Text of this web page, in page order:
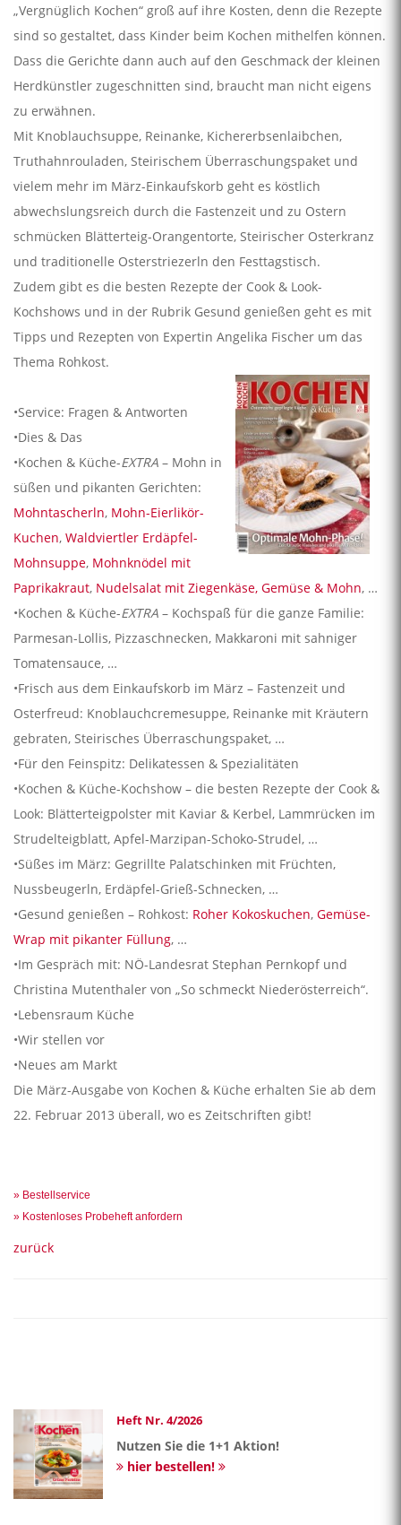
„Vergnüglich Kochen“ groß auf ihre Kosten, denn die Rezepte
sind so gestaltet, dass Kinder beim Kochen mithelfen können.
Dass die Gerichte dann auch auf den Geschmack der kleinen
Herdkünstler zugeschnitten sind, braucht man nicht eigens
zu erwähnen.
Mit Knoblauchsuppe, Reinanke, Kichererbsenlaibchen,
Truthahnrouladen, Steirischem Überraschungspaket und
vielem mehr im März-Einkaufskorb geht es köstlich
abwechslungsreich durch die Fastenzeit und zu Ostern
schmücken Blätterteig-Orangentorte, Steirischer Osterkranz
und traditionelle Osterstriezerln den Festtagstisch.
Zudem gibt es die besten Rezepte der Cook & Look-
Kochshows und in der Rubrik Gesund genießen geht es mit
Tipps und Rezepten von Expertin Angelika Fischer um das
Thema Rohkost.
•Service: Fragen & Antworten
•Dies & Das
•Kochen & Küche-EXTRA – Mohn in
süßen und pikanten Gerichten:
Mohntascherln, Mohn-Eierlikör-
Kuchen, Waldviertler Erdäpfel-
Mohnsuppe, Mohnknödel mit
Paprikakraut, Nudelsalat mit Ziegenkäse, Gemüse & Mohn, …
•Kochen & Küche-EXTRA – Kochspaß für die ganze Familie:
Parmesan-Lollis, Pizzaschnecken, Makkaroni mit sahniger
Tomatensauce, …
•Frisch aus dem Einkaufskorb im März – Fastenzeit und
Osterfreud: Knoblauchcremesuppe, Reinanke mit Kräutern
gebraten, Steirisches Überraschungspaket, …
•Für den Feinspitz: Delikatessen & Spezialitäten
•Kochen & Küche-Kochshow – die besten Rezepte der Cook &
Look: Blätterteigpolster mit Kaviar & Kerbel, Lammrücken im
Strudelteigblatt, Apfel-Marzipan-Schoko-Strudel, …
•Süßes im März: Gegrillte Palatschinken mit Früchten,
Nussbeugerln, Erdäpfel-Grieß-Schnecken, …
•Gesund genießen – Rohkost: Roher Kokoskuchen, Gemüse-
Wrap mit pikanter Füllung, …
•Im Gespräch mit: NÖ-Landesrat Stephan Pernkopf und
Christina Mutenthaler von „So schmeckt Niederösterreich“.
•Lebensraum Küche
•Wir stellen vor
•Neues am Markt
Die März-Ausgabe von Kochen & Küche erhalten Sie ab dem
22. Februar 2013 überall, wo es Zeitschriften gibt!
» Bestellservice
» Kostenloses Probeheft anfordern
zurück
Heft Nr. 4/2026
Nutzen Sie die 1+1 Aktion!
hier bestellen!